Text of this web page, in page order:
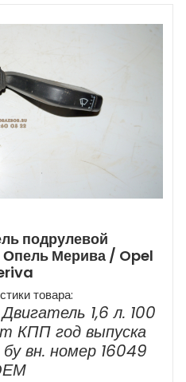
подрулевой
Опель Мерива / Opel
товара:
1,6 л. 100
КПП год выпуска
вн. номер 16049